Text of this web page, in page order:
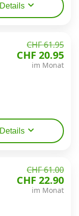
Details
CHF 61.95
CHF 20.95
im Monat
Details
CHF 61.00
CHF 22.90
im Monat